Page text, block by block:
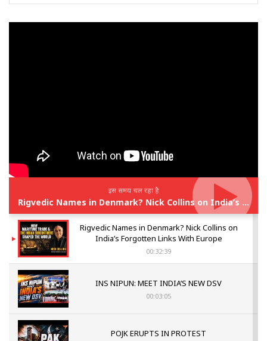
इस समय चल रहा है
Rigvedic Names in Denmark? Nick Collins on India’s Forgotten Links With Europe
Rigvedic Names in Denmark? Nick Collins on
India’s Forgotten Links With Europe
00:32:39
INS NIPUN: MEET INDIA’S NEW DSV
00:03:05
POJK ERUPTS IN PROTEST